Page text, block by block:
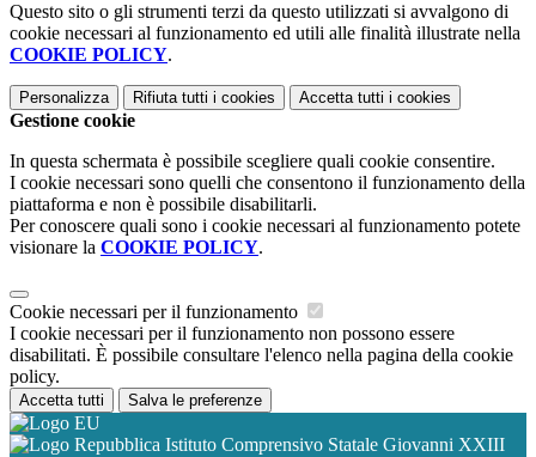
Questo sito o gli strumenti terzi da questo utilizzati si avvalgono di
cookie necessari al funzionamento ed utili alle finalità illustrate nella
COOKIE POLICY.
Personalizza Rifiuta tutti i cookies Accetta tutti i cookies
Gestione cookie
In questa schermata è possibile scegliere quali cookie consentire.
I cookie necessari sono quelli che consentono il funzionamento della
piattaforma e non è possibile disabilitarli.
Per conoscere quali sono i cookie necessari al funzionamento potete
visionare la COOKIE POLICY.
Cookie necessari per il funzionamento
I cookie necessari per il funzionamento non possono essere
disabilitati. È possibile consultare l'elenco nella pagina della cookie
policy.
Accetta tutti Salva le preferenze
Istituto Comprensivo Statale Giovanni XXIII